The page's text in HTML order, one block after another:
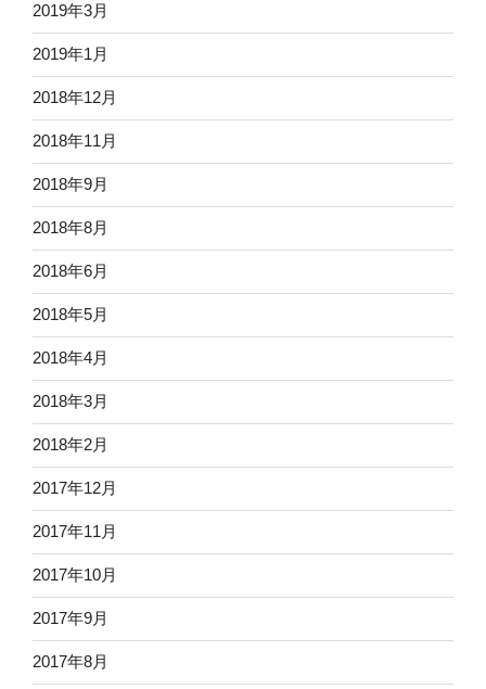
2019年3月
2019年1月
2018年12月
2018年11月
2018年9月
2018年8月
2018年6月
2018年5月
2018年4月
2018年3月
2018年2月
2017年12月
2017年11月
2017年10月
2017年9月
2017年8月